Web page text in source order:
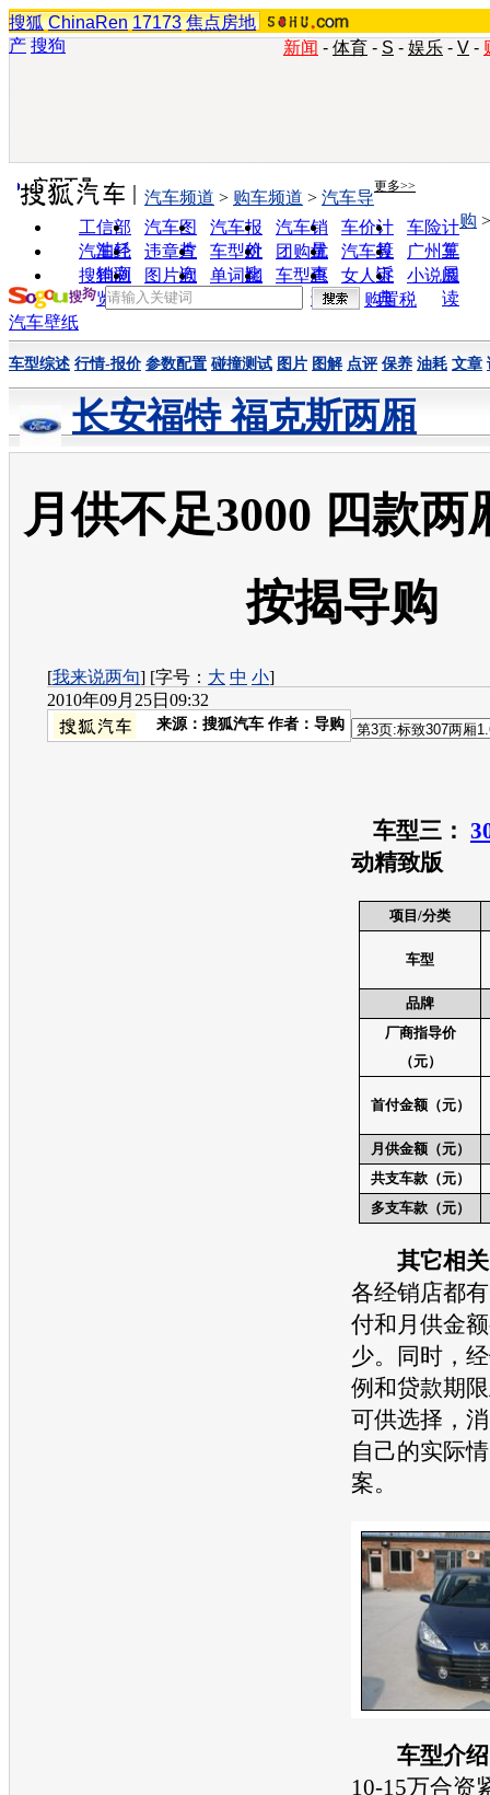
搜狐 ChinaRen 17173 焦点房地
产 搜狗 新闻 - 体育 - S - 娱乐 - V -
实用工具 更多>>
工信部
油耗
汽车图
片
汽车报
价
汽车销
量
车价计
算
车险计
算
汽车经
销商
违章查
询
车型对
比
团购优
惠
汽车投
诉
广州车
展
搜狗浏
览器
图片欣
赏
单词翻
车型查
询
女人宝
典
小说阅
读
汽车频道 > 购车频道 > 汽车导
购
购置税
汽车壁纸
车型综述 行情-报价 参数配置 碰撞测试 图片 图解 点评 保养 油耗 文章
长安福特 福克斯两厢
月供不足3000 四款两
按揭导购
[我来说两句] [字号： 大 中 小]
2010年09月25日09:32
来源： 搜狐汽车 作者：导购
车型三：
动精致版
项目/分类
车型
品牌
厂商指导价
（元）
首付金额（元）
月供金额（元）
共支车款（元）
多支车款（元）
其它相关
各经销店都
付和月供金
少。同时，
例和贷款期
可供选择，
自己的实际
案。
车型介
10-15万合资